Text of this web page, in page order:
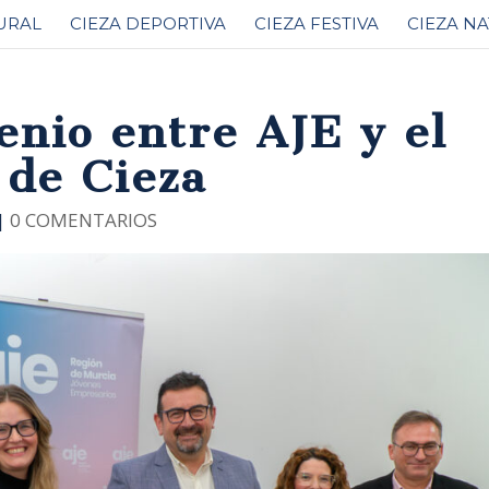
CIEZA DEPORTIVA CIEZA FESTIVA CIEZA
entre AJE y el
Cieza
|0 COMENTARIOS